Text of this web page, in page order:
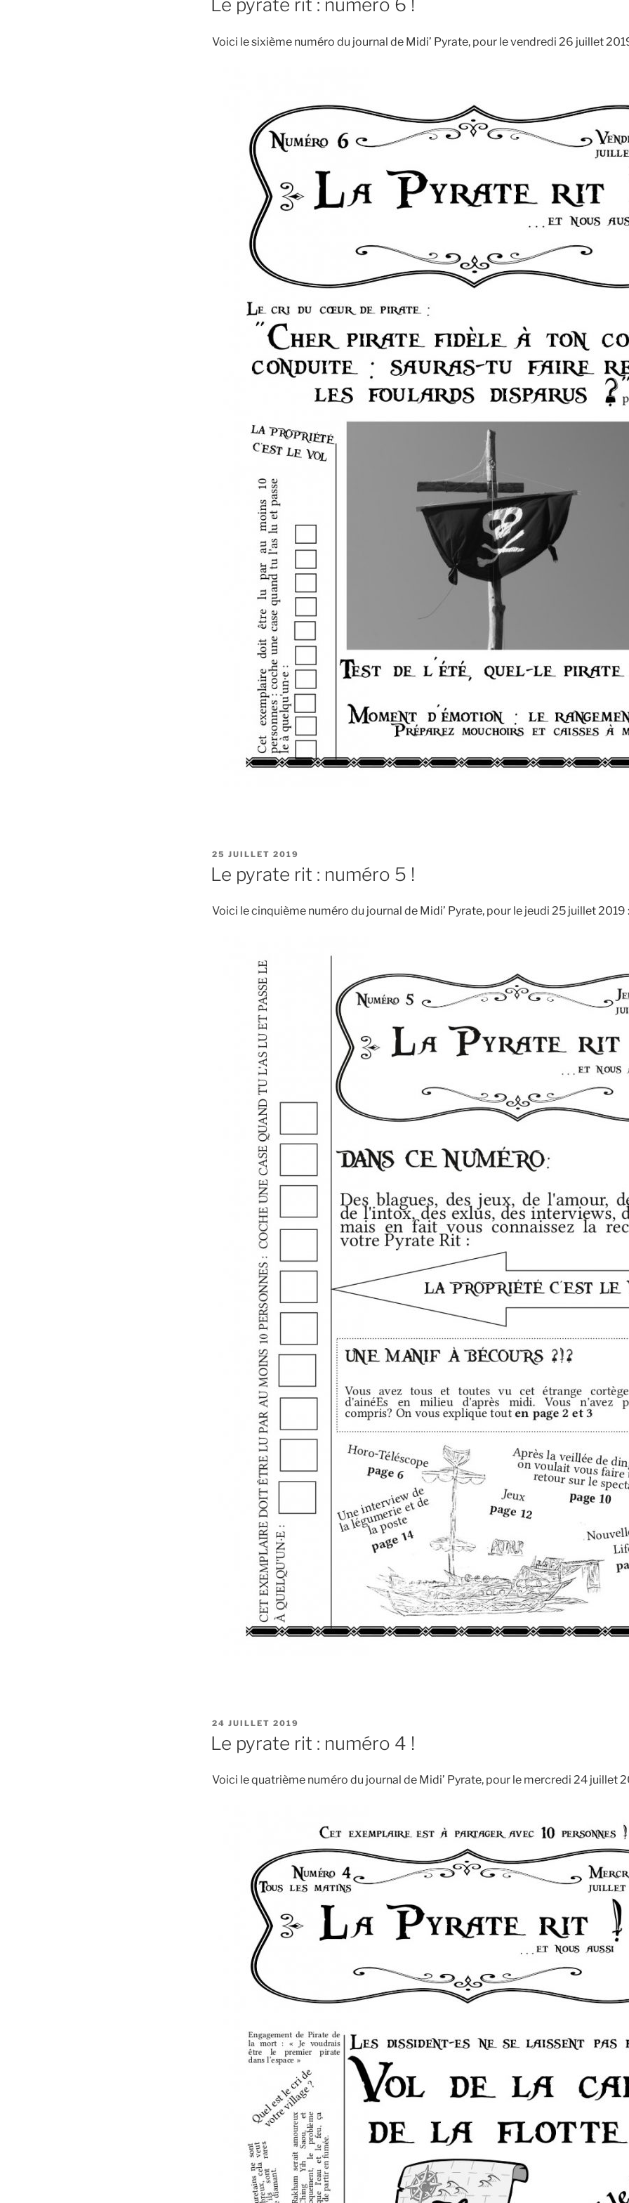
Le pyrate rit : numéro 6 !
Voici le sixième numéro du journal de Midi’ Pyrate, pour le vendredi 26 juillet
PUBLIÉ
25 JUILLET 2019
Le pyrate rit : numéro 5 !
Voici le cinquième numéro du journal de Midi’ Pyrate, pour le jeudi 25 juillet 2019 :
PUBLIÉ
LE
24 JUILLET 2019
Le pyrate rit : numéro 4 !
Voici le quatrième numéro du journal de Midi’ Pyrate, pour le mercredi 24 juillet